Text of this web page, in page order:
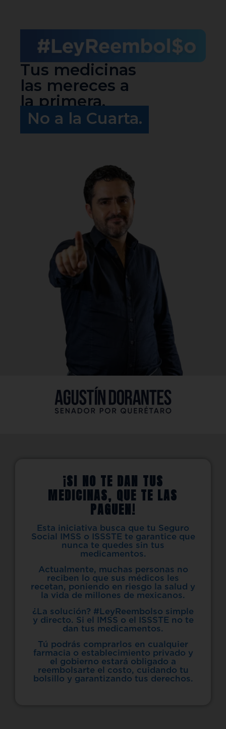
Agustín Dorantes
Tus medicinas
las mereces a
la primera,
No a la Cuarta.
¡SI NO TE DAN TUS
MEDICINAS, QUE TE LAS
PAGUEN!
Esta iniciativa busca que tu Seguro
Social IMSS o ISSSTE te garantice que
nunca te quedes sin tus
medicamentos.
Actualmente, muchas personas no
reciben lo que sus médicos les
recetan, poniendo en riesgo la salud y
la vida de millones de mexicanos.
¿La solución? #LeyReembolso simple
y directo. Si el IMSS o el ISSSTE no te
dan tus medicamentos.
Tú podrás comprarlos en cualquier
farmacia o establecimiento privado y
el gobierno estará obligado a
reembolsarte el costo, cuidando tu
bolsillo y garantizando tus derechos.